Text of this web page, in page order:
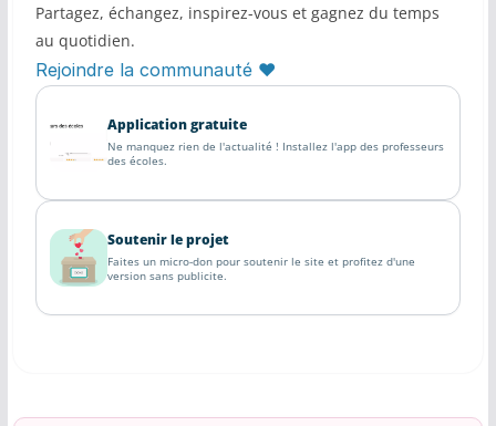
Partagez, échangez, inspirez-vous et gagnez du temps
au quotidien.
Rejoindre la communauté ♥
Application gratuite
Ne manquez rien de l'actualité ! Installez l'app des professeurs
des écoles.
Soutenir le projet
Faites un micro-don pour soutenir le site et profitez d'une
version sans publicite.